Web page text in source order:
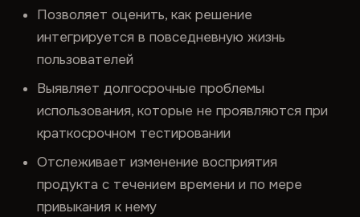
Позволяет оценить, как решение
интегрируется в повседневную жизнь
пользователей
Выявляет долгосрочные проблемы
использования, которые не проявляются при
краткосрочном тестировании
Отслеживает изменение восприятия
продукта с течением времени и по мере
привыкания к нему